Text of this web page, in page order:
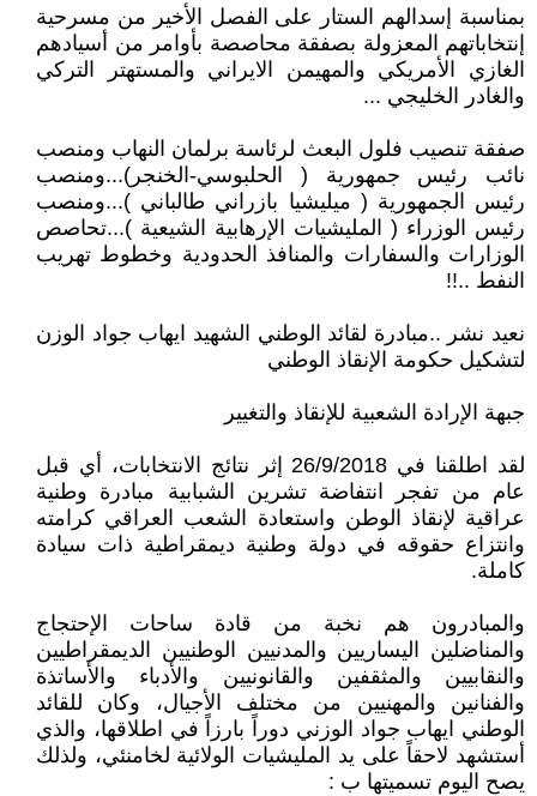
بمناسبة إسدالهم الستار على الفصل الأخير من مسرحية
إنتخاباتهم المعزولة بصفقة محاصصة بأوامر من أسيادهم
الغازي الأمريكي والمهيمن الايراني والمستهتر التركي
والغادر الخليجي ...
صفقة تنصيب فلول البعث لرئاسة برلمان النهاب ومنصب
نائب رئيس جمهورية ( الحلبوسي-الخنجر)...ومنصب
رئيس الجمهورية ( ميليشيا بازراني طالباني )...ومنصب
رئيس الوزراء ( المليشيات الإرهابية الشيعية )...تحاصص
الوزارات والسفارات والمنافذ الحدودية وخطوط تهريب
النفط ..!!
نعيد نشر ..مبادرة لقائد الوطني الشهيد ايهاب جواد الوزن
لتشكيل حكومة الإنقاذ الوطني
جبهة الإرادة الشعبية للإنقاذ والتغيير
لقد اطلقنا في 26/9/2018 إثر نتائج الانتخابات، أي قبل
عام من تفجر انتفاضة تشرين الشبابية مبادرة وطنية
عراقية لإنقاذ الوطن واستعادة الشعب العراقي كرامته
وانتزاع حقوقه في دولة وطنية ديمقراطية ذات سيادة
كاملة.
والمبادرون هم نخبة من قادة ساحات الإحتجاج
والمناضلين اليساريين والمدنيين الوطنيين الديمقراطيين
والنقابيين والمثقفين والقانونيين والأدباء والأساتذة
والفنانين والمهنيين من مختلف الأجيال، وكان للقائد
الوطني ايهاب جواد الوزني دوراً بارزاً في اطلاقها، والذي
أستشهد لاحقاً على يد المليشيات الولائية لخامنئي، ولذلك
يصح اليوم تسميتها ب :